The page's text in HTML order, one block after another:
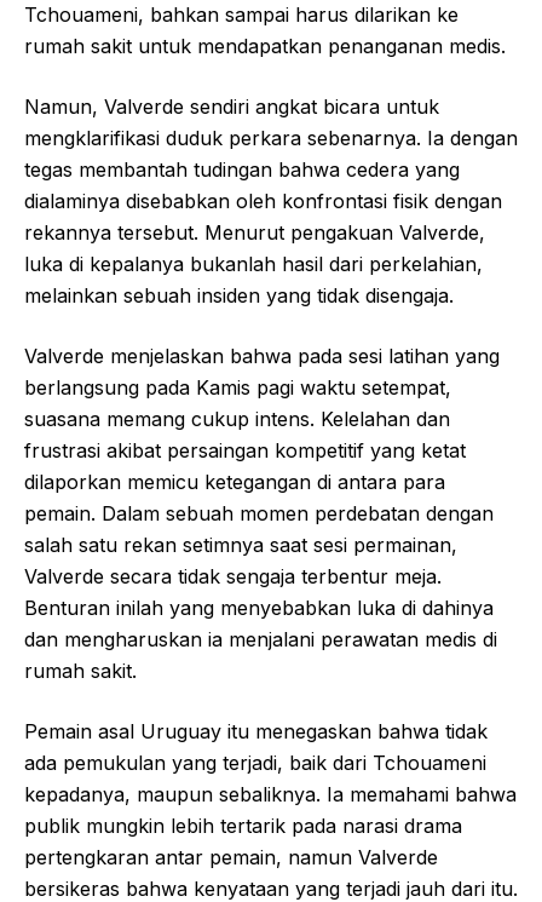
Tchouameni, bahkan sampai harus dilarikan ke
rumah sakit untuk mendapatkan penanganan medis.
Namun, Valverde sendiri angkat bicara untuk
mengklarifikasi duduk perkara sebenarnya. Ia dengan
tegas membantah tudingan bahwa cedera yang
dialaminya disebabkan oleh konfrontasi fisik dengan
rekannya tersebut. Menurut pengakuan Valverde,
luka di kepalanya bukanlah hasil dari perkelahian,
melainkan sebuah insiden yang tidak disengaja.
Valverde menjelaskan bahwa pada sesi latihan yang
berlangsung pada Kamis pagi waktu setempat,
suasana memang cukup intens. Kelelahan dan
frustrasi akibat persaingan kompetitif yang ketat
dilaporkan memicu ketegangan di antara para
pemain. Dalam sebuah momen perdebatan dengan
salah satu rekan setimnya saat sesi permainan,
Valverde secara tidak sengaja terbentur meja.
Benturan inilah yang menyebabkan luka di dahinya
dan mengharuskan ia menjalani perawatan medis di
rumah sakit.
Pemain asal Uruguay itu menegaskan bahwa tidak
ada pemukulan yang terjadi, baik dari Tchouameni
kepadanya, maupun sebaliknya. Ia memahami bahwa
publik mungkin lebih tertarik pada narasi drama
pertengkaran antar pemain, namun Valverde
bersikeras bahwa kenyataan yang terjadi jauh dari itu.